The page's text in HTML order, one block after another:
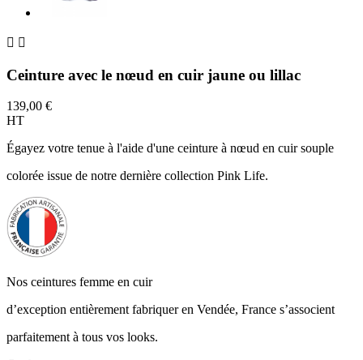
 
Ceinture avec le nœud en cuir jaune ou lillac
139,00 €
HT
Égayez votre tenue à l'aide d'une ceinture à nœud en cuir souple
colorée issue de notre dernière collection Pink Life.
Nos ceintures femme en cuir
d’exception entièrement fabriquer en Vendée, France s’associent
parfaitement à tous vos looks.